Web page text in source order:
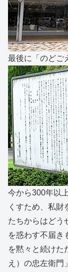
最後に「のどご
今から300年以
くすため、私財
たちからはどう
を惑わす不届き
を黙々と続けた
え）の忠左衛門